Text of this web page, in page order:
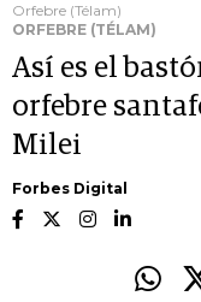
Orfebre (Télam)
ORFEBRE (TÉLAM)
Así es el
orfebre
Milei
Forbes Digital